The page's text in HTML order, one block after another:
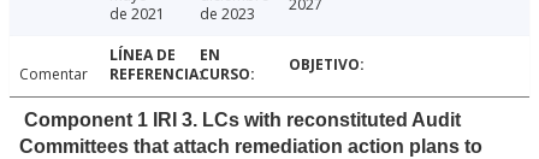
de 2021
de 2023
2027
Comentar
Component 1 IRI 3. LCs with reconstituted Audit
Committees that attach remediation action plans to